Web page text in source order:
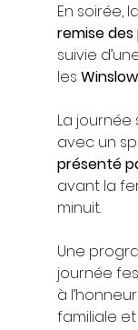
En soirée, la
remise des
suivie
les
La
avec un
présenté
avant la
minuit.
Une
journée
à
familiale